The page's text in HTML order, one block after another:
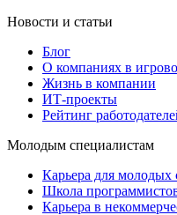
Новости и статьи
Блог
О компаниях в
Жизнь в компании
ИТ-проекты
Рейтинг
Молодым специалистам
Карьера для молодых
Школа
Карьера в